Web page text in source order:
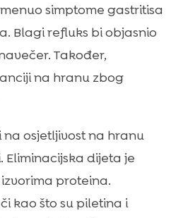
simptome gastritisa
Blagi refluks bi objasnio
Također,
na hranu zbog
osjetljivost na hranu
dijeta je
proteina.
kao što su piletina i